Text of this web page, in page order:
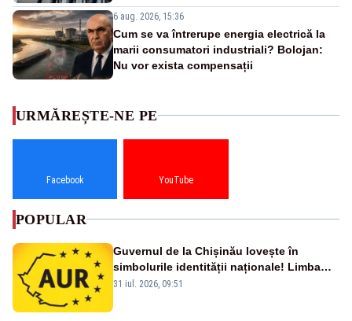
6 aug. 2026, 15:36
Cum se va întrerupe energia electrică la
marii consumatori industriali? Bolojan:
Nu vor exista compensații
URMĂREȘTE-NE PE
Facebook YouTube
POPULAR
Guvernul de la Chișinău lovește în
simbolurile identității naționale! Limba
română nu se economisește! Limba
31 iul. 2026, 09:51